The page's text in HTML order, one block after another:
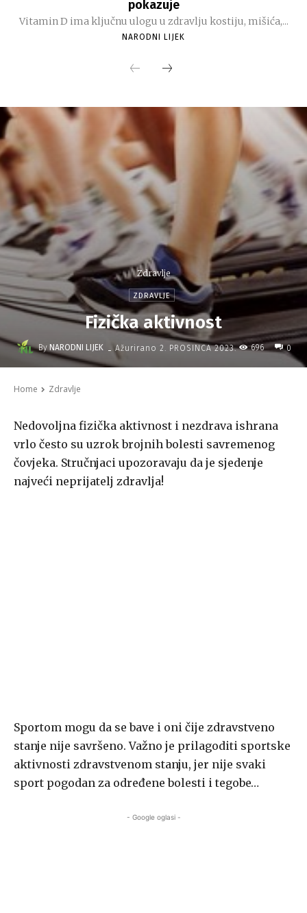
pokazuje
Vitamin D ima ključnu ulogu u zdravlju kostiju, mišića,...
NARODNI LIJEK